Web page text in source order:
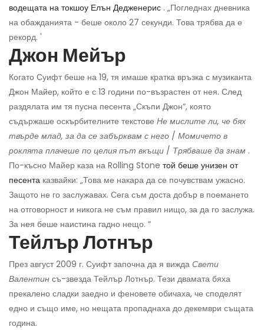
водещата на токшоу Елън Дедженерис . „Погледнах дневника
на обажданията - беше около 27 секунди. Това трябва да е
рекорд. '
Джон Мейър
Когато Суифт беше на 19, тя имаше кратка връзка с музиканта
Джон Майер, който е с 13 години по-възрастен от нея. След
раздялата им тя пусна песента „Скъпи Джон“, която
съдържаше оскърбителните текстове Не мислите ли, че бях
твърде млад, за да се забърквам с него / Момичето в
роклята плачеше по целия път вкъщи / Трябваше да знам .
По-късно Майер каза на Rolling Stone той беше унизен от
песента казвайки: „Това ме накара да се почувствам ужасно.
Защото не го заслужавах. Сега съм доста добър в поемането
на отговорност и никога не съм правил нищо, за да го заслужа.
За нея беше наистина гадно нещо. “
Тейлър Лотнър
През август 2009 г. Суифт започна да я вижда Свети
Валентин съ-звезда Тейлър Лотнър. Тези двамата бяха
прекалено сладки заедно и феновете обичаха, че споделят
едно и също име, но нещата пропаднаха до декември същата
година.